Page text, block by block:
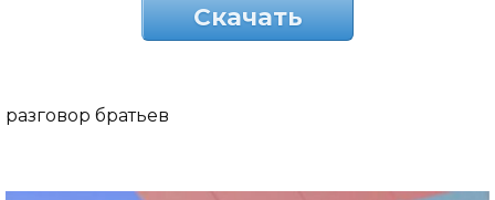
Скачать
разговор братьев